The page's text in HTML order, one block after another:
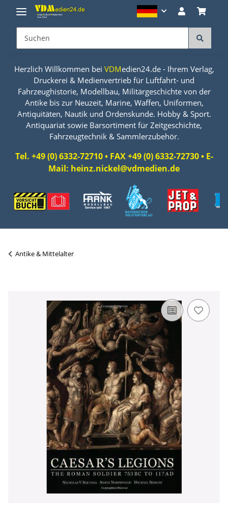
Herzlich Willkommen bei VDMedien24.de - Ihrem Verlag,
Druckerei & Medienvertrieb für Luftfahrt- und
Fahrzeughistorie, Modellbau, Militärgeschichte von der
Antike bis zur Neuzeit, Marine, Waffen, Uniformen,
Antiquitäten, Nautik und Ordenskunde. Hobby & Sport.
Antiquariat sowie Barsortiment für Zeitgeschichte,
Fahrzeugtechnik & Sammlerzubehör.
Tel. +49 (0) 6332-72710 • FAX +49 (0) 6332-72730 • E-
Mail: heinz.nickel@vdmedien.de
Antike & Mittelalter